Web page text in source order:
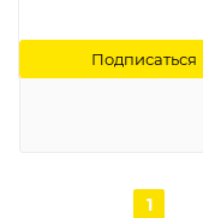
Подписаться
1